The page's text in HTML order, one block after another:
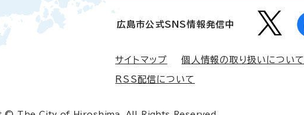
広島市公式SNS情報発信中
サイトマップ 個人情報の取り扱いについて
RSS配信について